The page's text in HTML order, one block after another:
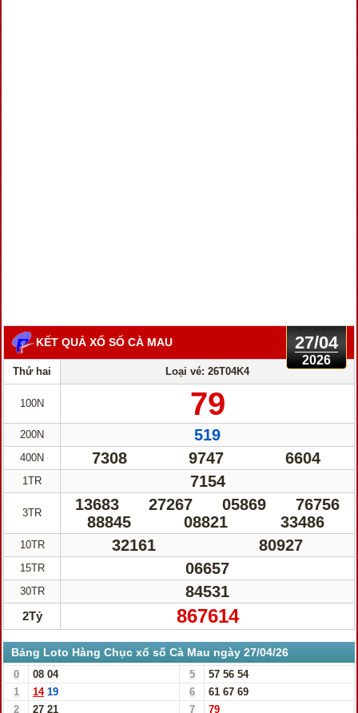
KẾT QUẢ XỔ SỐ CÀ MAU 27/04
2026
Thứ hai Loại vé: 26T04K4
100N 79
200N 519
400N 7308 9747 6604
1TR 7154
3TR 13683 27267 05869
76756
88845
08821 33486
10TR 32161 80927
15TR 06657
30TR 84531
2Tỷ 867614
Bảng Loto Hàng Chục xổ số Cà Mau ngày 27/04/26
0 08 04 5 57 56 54
1
14 19 6 61 67 69
2
27 21 7 79